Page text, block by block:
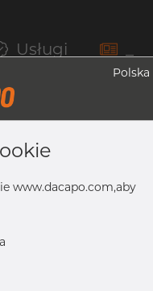
Usługi
W, 3",
Polska
www.dacapo.com,aby